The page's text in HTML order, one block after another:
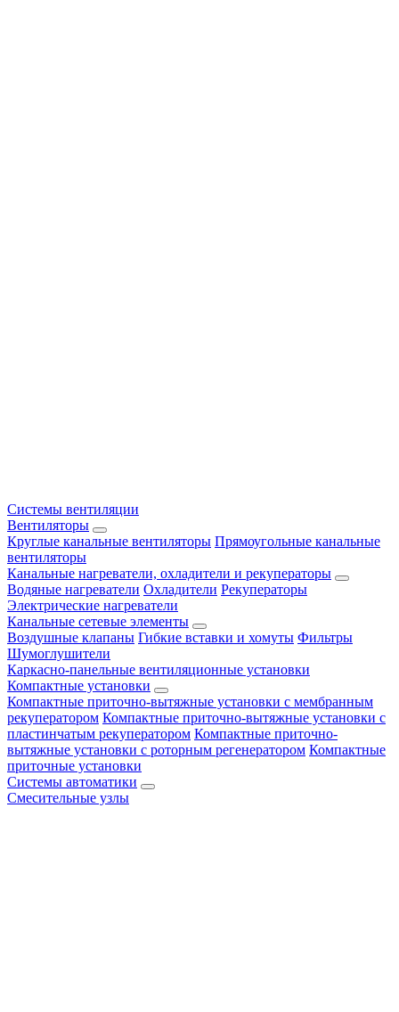
Системы вентиляции
Вентиляторы
Круглые канальные вентиляторы Прямоугольные канальные
вентиляторы
Канальные нагреватели, охладители и рекуператоры
Водяные нагреватели Охладители Рекуператоры
Электрические нагреватели
Канальные сетевые элементы
Воздушные клапаны Гибкие вставки и хомуты Фильтры
Шумоглушители
Каркасно-панельные вентиляционные установки
Компактные установки
Компактные приточно-вытяжные установки с мембранным
рекуператором Компактные приточно-вытяжные установки с
пластинчатым рекуператором Компактные приточно-
вытяжные установки с роторным регенератором Компактные
приточные установки
Системы автоматики
Смесительные узлы